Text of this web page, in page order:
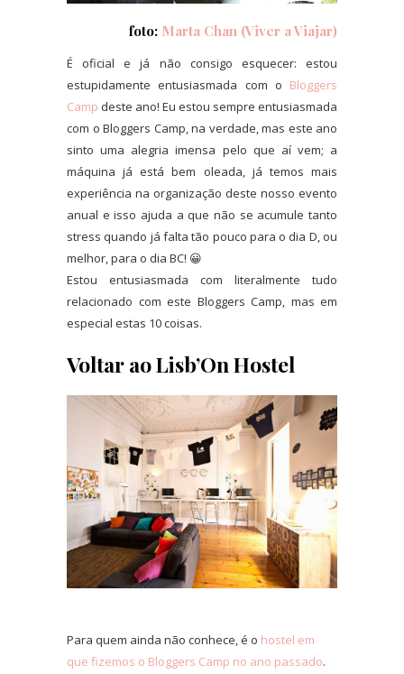
foto: Marta Chan (Viver a Viajar)
É oficial e já não consigo esquecer: estou
estupidamente entusiasmada com o Bloggers
Camp deste ano! Eu estou sempre entusiasmada
com o Bloggers Camp, na verdade, mas este ano
sinto uma alegria imensa pelo que aí vem; a
máquina já está bem oleada, já temos mais
experiência na organização deste nosso evento
anual e isso ajuda a que não se acumule tanto
stress quando já falta tão pouco para o dia D, ou
melhor, para o dia BC! 😀
Estou entusiasmada com literalmente tudo
relacionado com este Bloggers Camp, mas em
especial estas 10 coisas.
Voltar ao Lisb’On Hostel
Para quem ainda não conhece, é o hostel em
que fizemos o Bloggers Camp no ano passado.